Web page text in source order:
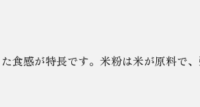
食感が特長です。米粉は米が原料で